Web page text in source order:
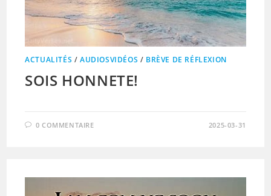
ACTUALITÉS /AUDIOSVIDÉOS / BRÈVE DE RÉFLEXION
SOIS HONNETE!
0 COMMENTAIRE 2025-03-31